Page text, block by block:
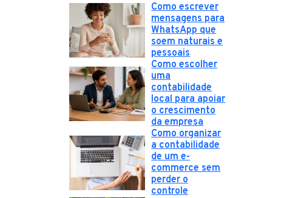
Como escrever
mensagens para
WhatsApp que
soem naturais e
pessoais
Como escolher
uma
contabilidade
local para apoiar
o crescimento
da empresa
Como organizar
a contabilidade
de um e-
commerce sem
perder o
controle